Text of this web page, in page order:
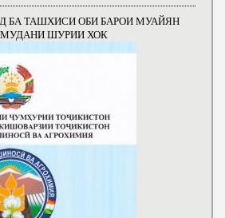
БА ТАШХИСИ ОБИ БАРОИ МУАЙЯН
ШУРИИ ХОК